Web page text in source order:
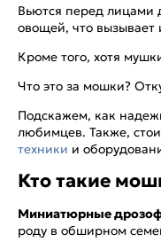
Вьются перед лицами
овощей, что вызывает
Кроме того, хотя
Что это за мошки?
Подскажем, как
любимцев. Также,
техники и
Кто такие
Миниатюрные
роду в обширном